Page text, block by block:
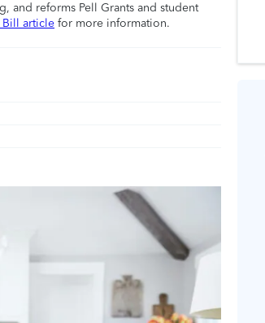
and reforms Pell Grants and student
article for more information.